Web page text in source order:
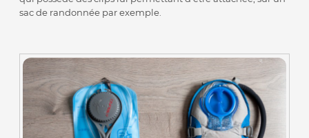
sac de randonnée par exemple.